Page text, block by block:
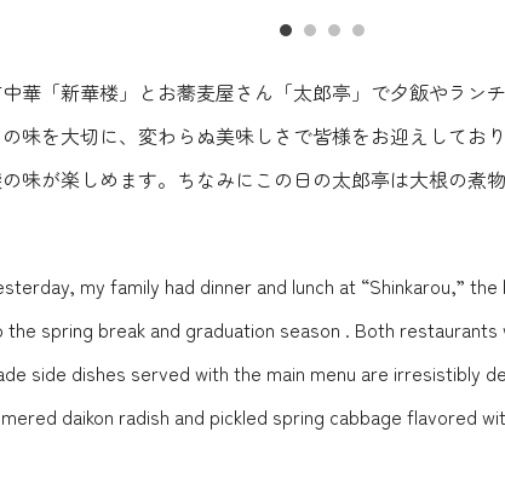
華「新華楼」とお蕎麦屋さん「太郎亭」で夕飯やラン
味を大切に、変わらぬ美味しさで皆様をお迎えしてお
味が楽しめます。ちなみにこの日の太郎亭は大根の
my family had dinner and lunch at “Shinkarou,”
spring break and graduation season . Both
side dishes served with the main menu are irresistibly
daikon radish and pickled spring cabbage flavored